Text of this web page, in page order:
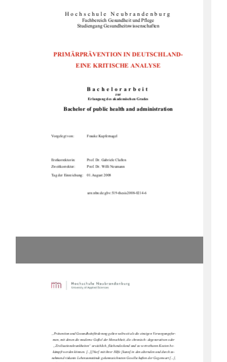
Hochschule Neubrandenburg
Fachbereich Gesundheit und Pflege
Studiengang Gesundheitswissenschaften
PRIMÄRPRÄVENTION IN DEUTSCHLAND-
EINE KRITISCHE ANALYSE
Bachelorarbeit
zur
Erlangung des akademischen Grades
Bachelor of public health and administration
Vorgelegt von: Frauke Kupfernagel
Erstkorrektorin: Prof. Dr. Gabriele Claßen
Zweitkorrektor: Prof. Dr. Willi Neumann
Tag der Einreichung:    01.August 2008
  urn:nbn:de:gbv:519-thesis2008-0214-6
„Prävention und Gesundheitsförderung gelten weltweit als die einzigen Versorgungsfor-
men, mit denen die moderne Geißel der Menschheit, die chronisch- degenerativen oder
„Zivilisationskrankheiten“ ursächlich, flächendeckend und zu vertretbaren Kosten be-
kämpft werden können. [...][Nur] mit ihrer Hilfe [kann] in den alternden und durch zu-
nehmend riskante Lebensumstände gekennzeichneten Gesellschaften der Gegenwart [...],